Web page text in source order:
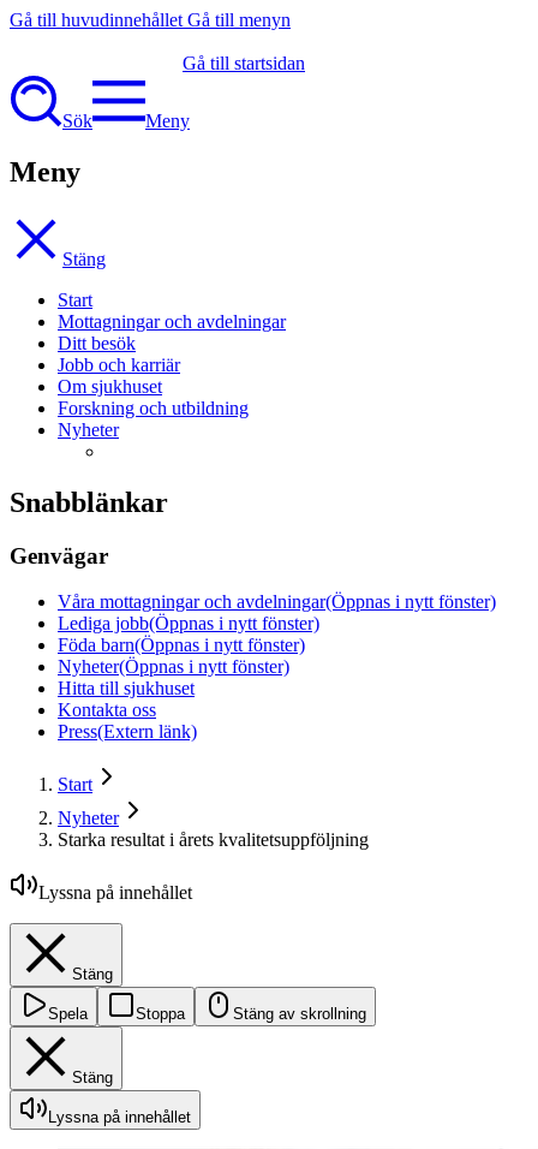
Gå till huvudinnehållet Gå till menyn
Gå till startsidan
Sök Meny
Meny
Stäng
Start
Mottagningar och avdelningar
Ditt besök
Jobb och karriär
Om sjukhuset
Forskning och utbildning
Nyheter
Snabblänkar
Genvägar
Våra mottagningar och avdelningar(Öppnas i nytt fönster)
Lediga jobb(Öppnas i nytt fönster)
Föda barn(Öppnas i nytt fönster)
Nyheter(Öppnas i nytt fönster)
Hitta till sjukhuset
Kontakta oss
Press(Extern länk)
Start
Nyheter
Starka resultat i årets kvalitetsuppföljning
Lyssna på innehållet
Stäng
Spela Stoppa Stäng av skrollning
Stäng
Lyssna på innehållet